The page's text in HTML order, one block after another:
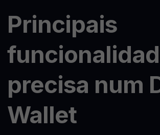
Principais
precisa num
Wallet